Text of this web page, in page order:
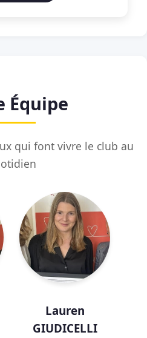
Équipe
qui font vivre le club au
Lauren
GIUDICELLI